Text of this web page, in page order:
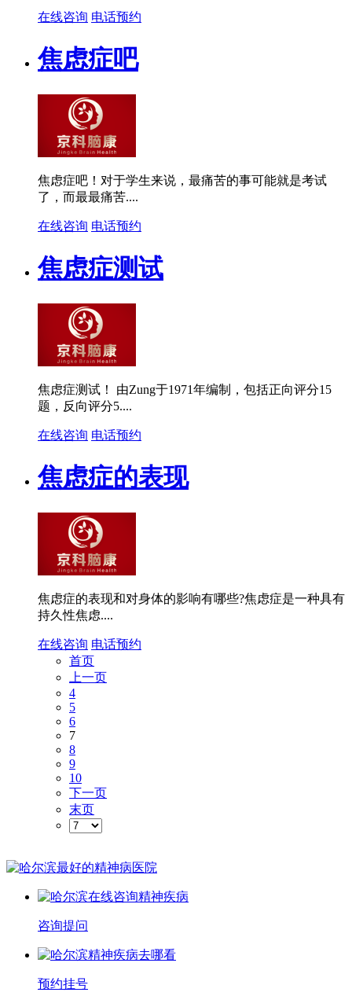
在线咨询 电话预约
焦虑症吧
焦虑症吧！对于学生来说，最痛苦的事可能就是考试
了，而最最痛苦....
在线咨询 电话预约
焦虑症测试
焦虑症测试！ 由Zung于1971年编制，包括正向评分15
题，反向评分5....
在线咨询 电话预约
焦虑症的表现
焦虑症的表现和对身体的影响有哪些?焦虑症是一种具有
持久性焦虑....
在线咨询 电话预约
首页
上一页
4
5
6
7
8
9
10
下一页
末页
咨询提问
预约挂号